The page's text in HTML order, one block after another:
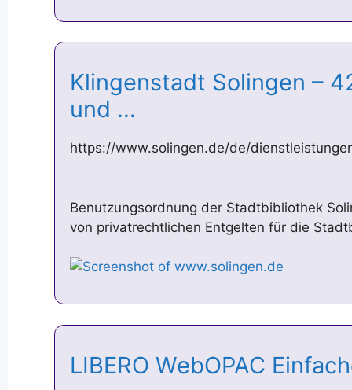
Klingenstadt Solingen –
und …
https://www.solingen.de/de/
Benutzungsordnung der Stadtbibliothek
von privatrechtlichen Entgelten für die
LIBERO WebOPAC